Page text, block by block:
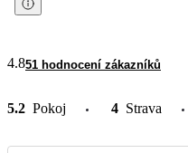
4.851 hodnocení zákazníků
5.2 Pokoj 4 Strava